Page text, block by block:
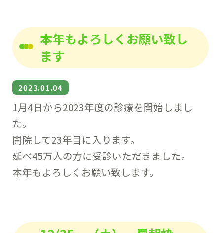
本年もよろしくお願い致し
ます
2023.01.04
1月4日から2023年度の診療を開始しまし
た。
開院して23年目に入ります。
延べ45万人の方に受診いただきました。
本年もよろしくお願い致します。